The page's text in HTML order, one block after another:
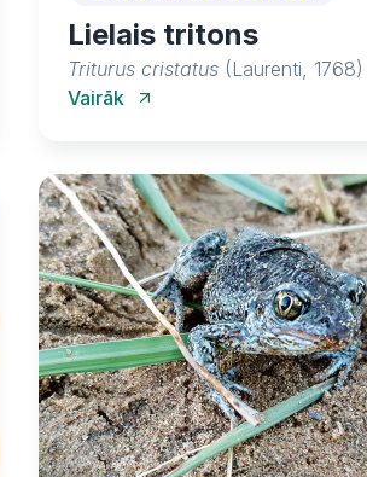
Lielais tritons
Triturus cristatus (Laurenti, 1768)
Vairāk